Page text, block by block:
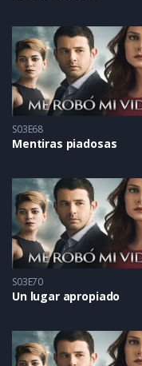
S03E68
Mentiras piadosas
S03E70
Un lugar apropiado